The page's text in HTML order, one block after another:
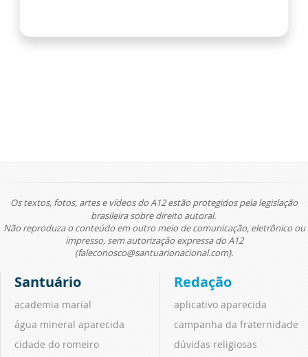
Os textos, fotos, artes e vídeos do A12 estão protegidos pela legislação
brasileira sobre direito autoral.
Não reproduza o conteúdo em outro meio de comunicação, eletrônico ou
impresso, sem autorização expressa do A12
(faleconosco@santuarionacional.com).
Santuário
academia marial
água mineral aparecida
cidade do romeiro
Redação
aplicativo aparecida
campanha da fraternidade
dúvidas religiosas